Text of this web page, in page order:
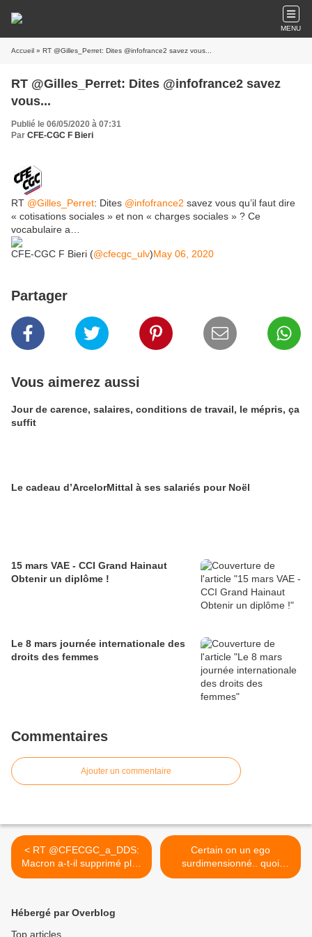
MENU
Accueil » RT @Gilles_Perret: Dites @infofrance2 savez vous...
RT @Gilles_Perret: Dites @infofrance2 savez
vous...
Publié le 06/05/2020 à 07:31
Par CFE-CGC F Bieri
RT @Gilles_Perret: Dites @infofrance2 savez vous qu’il faut dire
« cotisations sociales » et non « charges sociales » ? Ce
vocabulaire a…
CFE-CGC F Bieri (@cfecgc_ulv)May 06, 2020
Partager
Vous aimerez aussi
Jour de carence, salaires, conditions de travail, le mépris, ça
suffit
Le cadeau d’ArcelorMittal à ses salariés pour Noël
15 mars VAE - CCI Grand Hainaut
Obtenir un diplôme !
Le 8 mars journée internationale des
droits des femmes
Commentaires
Ajouter un commentaire
< RT @CFECGC_a_DDS:
Macron a-t-il supprimé plus
de...
Certain on un ego
surdimensionné.. quoi
qu'il... >
Hébergé par Overblog
Top articles